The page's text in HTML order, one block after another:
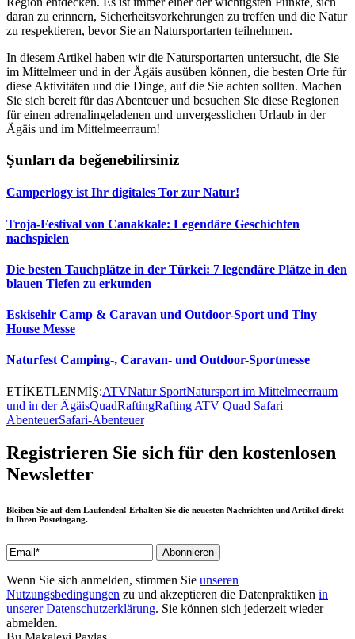
daran zu erinnern, Sicherheitsvorkehrungen zu treffen und die Natur
zu respektieren, bevor Sie an Natursportarten teilnehmen.
In diesem Artikel haben wir die Natursportarten untersucht, die Sie
im Mittelmeer und in der Ägäis ausüben können, die besten Orte für
diese Aktivitäten und die Dinge, auf die Sie achten sollten. Machen
Sie sich bereit für das Abenteuer und besuchen Sie diese Regionen
für einen adrenalingeladenen und unvergesslichen Urlaub in der
Ägäis und im Mittelmeerraum!
Şunları da beğenebilirsiniz
Camperlogy ist Ihr digitales Tor zur Natur!
Troja-Festival von Canakkale: Legendäre Geschichten
nachspielen
Die besten Tauchplätze in der Türkei: 7 legendäre Plätze in den
blauen Tiefen zu erkunden
Eskisehir Camp & Caravan und Outdoor-Sport und Tiny
House Messe
Naturfest Camping-, Caravan- und Outdoor-Sportmesse
ETİKETLENMİŞ:ATVNatur SportNatursport im Mittelmeerraum
und in der ÄgäisQuadRaftingRafting ATV Quad Safari
AbenteuerSafari-Abenteuer
Registrieren Sie sich für den kostenlosen
Newsletter
Bleiben Sie auf dem Laufenden! Erhalten Sie die neuesten Nachrichten und Artikel direkt
in Ihren Posteingang.
Wenn Sie sich anmelden, stimmen Sie unseren
Nutzungsbedingungen zu und akzeptieren die Datenpraktiken in
unserer Datenschutzerklärung. Sie können sich jederzeit wieder
abmelden.